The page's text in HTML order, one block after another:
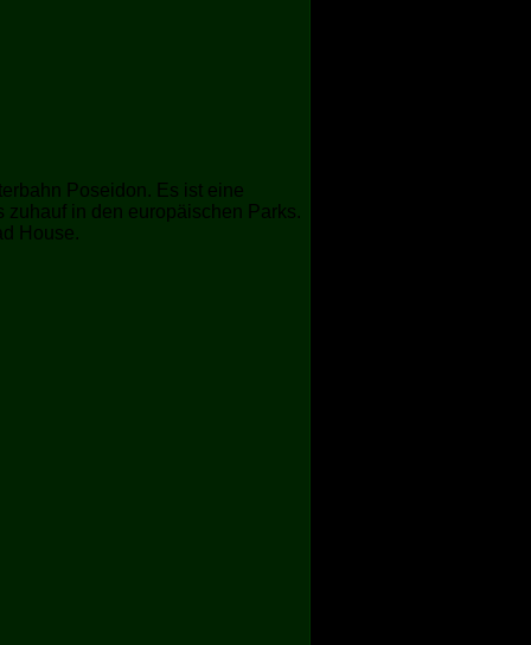
Poseidon. Es ist eine
zuhauf in den europäischen Parks.
House.